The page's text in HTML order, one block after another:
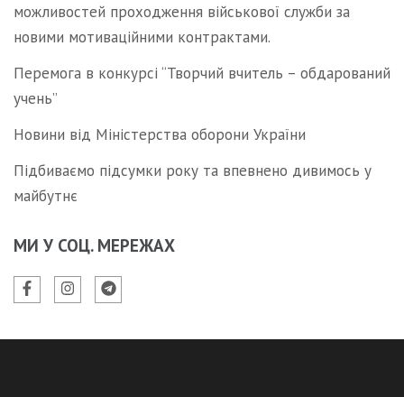
можливостей проходження військової служби за
новими мотиваційними контрактами.
Перемога в конкурсі “Творчий вчитель – обдарований
учень”
Новини від Міністерства оборони України
Підбиваємо підсумки року та впевнено дивимось у
майбутнє
МИ У СОЦ. МЕРЕЖАХ